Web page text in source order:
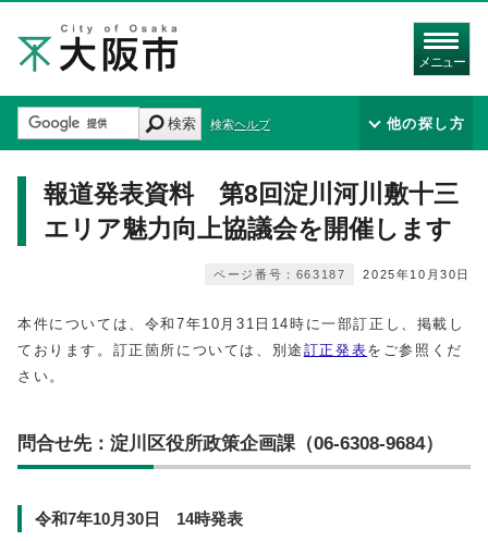
メニュー
検索 検索ヘルプ 他の探し方
報道発表資料 第8回淀川河川敷十三
エリア魅力向上協議会を開催します
2025年10月30日
ページ番号：663187
本件については、令和7年10月31日14時に一部訂正し、掲載し
ております。訂正箇所については、別途 訂正発表をご参照くだ
さい。
問合せ先：淀川区役所政策企画課（06-6308-9684）
令和7年10月30日 14時発表